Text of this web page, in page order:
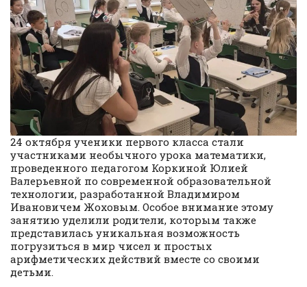
24 октября ученики первого класса стали
участниками необычного урока математики,
проведенного педагогом Коркиной Юлией
Валерьевной по современной образовательной
технологии, разработанной Владимиром
Ивановичем Жоховым. Особое внимание этому
занятию уделили родители, которым также
представилась уникальная возможность
погрузиться в мир чисел и простых
арифметических действий вместе со своими
детьми.